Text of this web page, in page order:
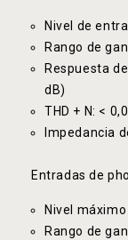
Nivel de
Rango de
Respuesta
dB)
THD + N: <
Impedancia
Entradas de
Nivel
Rango de